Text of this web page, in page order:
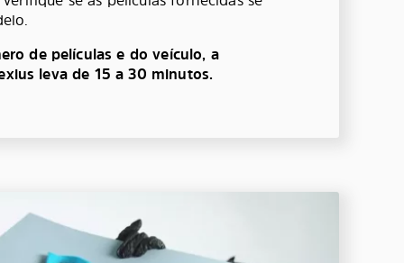
de películas e do veículo, a
leva de 15 a 30 minutos.